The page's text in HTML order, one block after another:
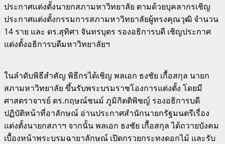
ประกาศแต่งตั้งนายกสภามหาวิทยาลัย ตามด้วยบุคลากรเชิญ
ประกาศแต่งตั้งกรรมการสภามหาวิทยาลัยผู้ทรงคุณวุฒิ จำนวน
14 ราย และ ดร.สุทิศา จันทรบุตร รองอธิการบดี เชิญประกาศ
แต่งตั้งอธิการบดีมหาวิทยาลัยฯ
ในลำดับพิธีสำคัญ พิธีกรได้เชิญ พลเอก ธงชัย เกื้อสกุล นายก
สภามหาวิทยาลัย ขึ้นรับพระบรมราชโองการแต่งตั้ง โดยมี
ศาสตราจารย์ ดร.กฤษณ์ชนม์ ภูมิกิตติพิชญ์ รองอธิการบดี
ปฏิบัติหน้าที่อาลักษณ์ อ่านประกาศสำนักนายกรัฐมนตรีเรื่อง
แต่งตั้งนายกสภาฯ จากนั้น พลเอก ธงชัย เกื้อสกุล ได้ถวายบังคม
เบื้องหน้าพระบรมฉายาลักษณ์ เปิดกรวยกระทงดอกไม้ และรับ